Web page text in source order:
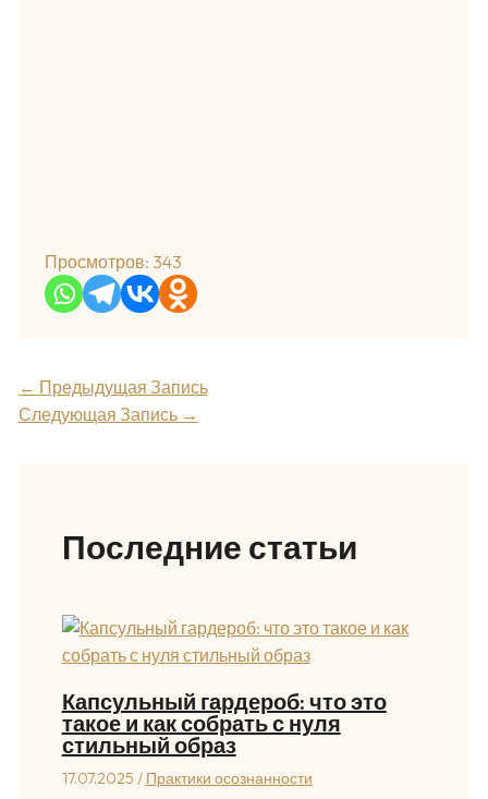
Просмотров: 343
← Предыдущая Запись
Следующая Запись →
Последние статьи
Капсульный гардероб: что это
такое и как собрать с нуля
стильный образ
17.07.2025 / Практики осознанности